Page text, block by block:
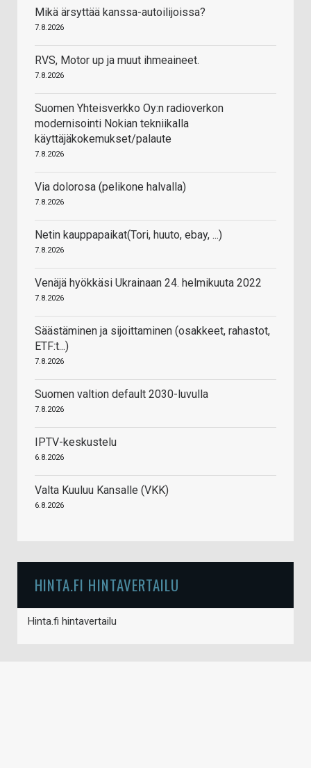
Mikä ärsyttää kanssa-autoilijoissa?
7.8.2026
RVS, Motor up ja muut ihmeaineet.
7.8.2026
Suomen Yhteisverkko Oy:n radioverkon
modernisointi Nokian tekniikalla
käyttäjäkokemukset/palaute
7.8.2026
Via dolorosa (pelikone halvalla)
7.8.2026
Netin kauppapaikat(Tori, huuto, ebay, ...)
7.8.2026
Venäjä hyökkäsi Ukrainaan 24. helmikuuta 2022
7.8.2026
Säästäminen ja sijoittaminen (osakkeet, rahastot,
ETF:t...)
7.8.2026
Suomen valtion default 2030-luvulla
7.8.2026
IPTV-keskustelu
6.8.2026
Valta Kuuluu Kansalle (VKK)
6.8.2026
HINTA.FI HINTAVERTAILU
Hinta.fi hintavertailu